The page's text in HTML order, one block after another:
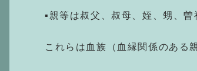
▪親等は叔父、叔母、姪、甥、曽
これらは血族（血縁関係のある